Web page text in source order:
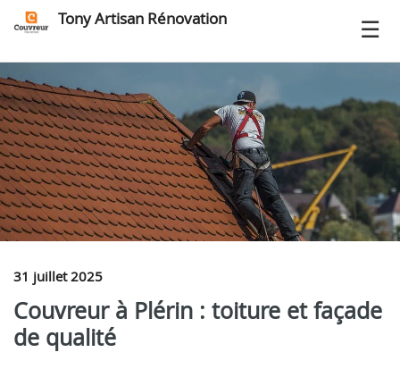
Tony Artisan Rénovation
31 juillet 2025
Couvreur à Plérin : toiture et façade
de qualité